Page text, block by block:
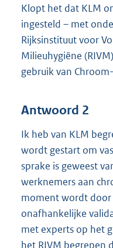
Klopt het dat KLM
ingesteld – met
Rijksinstituut voor
Milieuhygiëne
gebruik van
Antwoord 2
Ik heb van KLM
wordt gestart om
sprake is geweest
werknemers aan
moment wordt door
onafhankelijke
met experts op het
het RIVM begrepen